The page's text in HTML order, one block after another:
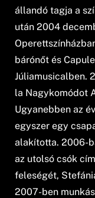
állandó tagja a
után 2004
bárónőt és
Júliamusicalben.
la Nagykomódot
Ugyanebben az
egyszer egy
alakította. 2006-
az utolsó csók
feleségét,
2007-ben